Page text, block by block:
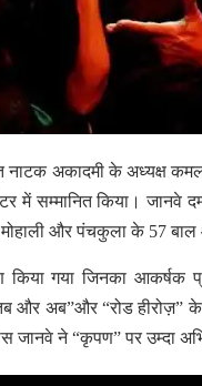
अकादमी के अध्यक्ष कमल
में सम्मानित किया।
मोहाली और पंचकुला के 57
किया गया जिनका आकर्षक
और अब”और “रोड
जानवे ने “कृपण” पर उम्दा